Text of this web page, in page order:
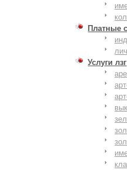
Платные
Услуги лзг